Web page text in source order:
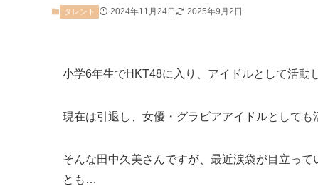
タレント 2024年11月24日 2025年9月2日
小学6年生でHKT48に入り、アイドルとして活動
現在は引退し、女優・グラビアアイドルとしても
そんな田中久美さんですが、最近涙袋が目立っ
とも…